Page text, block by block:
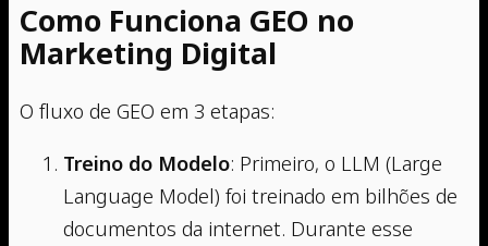
Como Funciona GEO no
Marketing Digital
O fluxo de GEO em 3 etapas:
Treino do Modelo: Primeiro, o LLM (Large
Language Model) foi treinado em bilhões de
documentos da internet. Durante esse